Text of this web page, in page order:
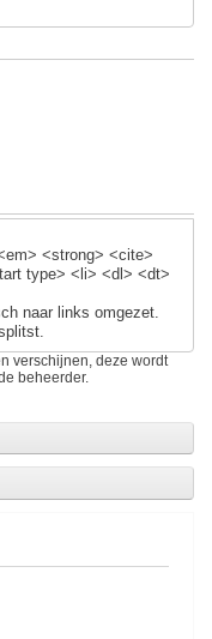
<strong> <cite>
type> <li> <dl> <dt>
naar links omgezet.
verschijnen, deze wordt
beheerder.